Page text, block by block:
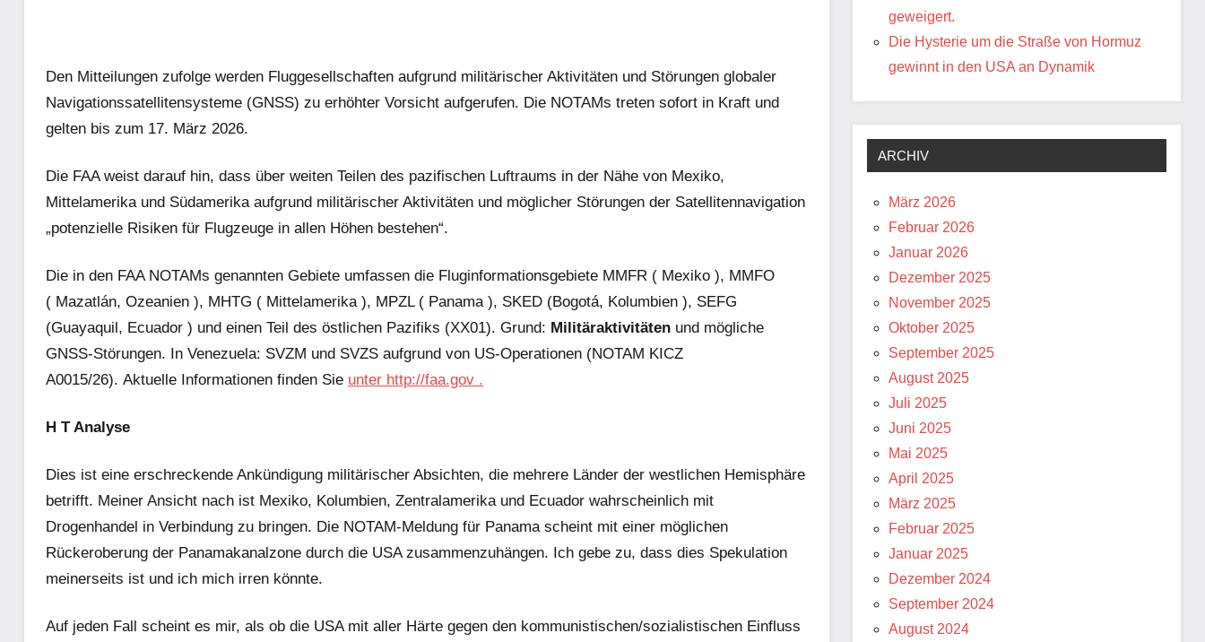
Den Mitteilungen zufolge werden Fluggesellschaften aufgrund militärischer Aktivitäten und Störungen globaler
Navigationssatellitensysteme (GNSS) zu erhöhter Vorsicht aufgerufen. Die NOTAMs treten sofort in Kraft und
gelten bis zum 17. März 2026.
Die FAA weist darauf hin, dass über weiten Teilen des pazifischen Luftraums in der Nähe von Mexiko,
Mittelamerika und Südamerika aufgrund militärischer Aktivitäten und möglicher Störungen der Satellitennavigation
„potenzielle Risiken für Flugzeuge in allen Höhen bestehen“.
Die in den FAA NOTAMs genannten Gebiete umfassen die Fluginformationsgebiete MMFR ( Mexiko ), MMFO
( Mazatlán, Ozeanien ), MHTG ( Mittelamerika ), MPZL ( Panama ), SKED (Bogotá, Kolumbien ), SEFG
(Guayaquil, Ecuador ) und einen Teil des östlichen Pazifiks (XX01). Grund: Militäraktivitäten und mögliche
GNSS-Störungen. In Venezuela: SVZM und SVZS aufgrund von US-Operationen (NOTAM KICZ
A0015/26). Aktuelle Informationen finden Sie unter http://faa.gov .
H T Analyse
Dies ist eine erschreckende Ankündigung militärischer Absichten, die mehrere Länder der westlichen Hemisphäre
betrifft. Meiner Ansicht nach ist Mexiko, Kolumbien, Zentralamerika und Ecuador wahrscheinlich mit
Drogenhandel in Verbindung zu bringen. Die NOTAM-Meldung für Panama scheint mit einer möglichen
Rückeroberung der Panamakanalzone durch die USA zusammenzuhängen. Ich gebe zu, dass dies Spekulation
meinerseits ist und ich mich irren könnte.
Auf jeden Fall scheint es mir, als ob die USA mit aller Härte gegen den kommunistischen/sozialistischen Einfluss
geweigert.
Die Hysterie um die Straße von Hormuz
gewinnt in den USA an Dynamik
ARCHIV
März 2026
Februar 2026
Januar 2026
Dezember 2025
November 2025
Oktober 2025
September 2025
August 2025
Juli 2025
Juni 2025
Mai 2025
April 2025
März 2025
Februar 2025
Januar 2025
Dezember 2024
September 2024
August 2024